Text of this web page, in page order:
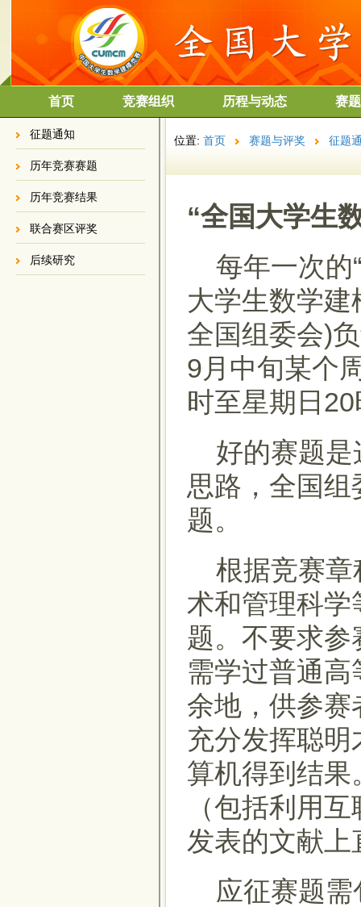
首页 竞赛组织 历程与动态 赛
征题通知
历年竞赛赛题
历年竞赛结果
联合赛区评奖
后续研究
位置: 首页 赛题与评奖 征题
“全国大学生
每年一次的
大学生数学
全国组委会)
9月中旬某个
时至星期日
好的赛题是
思路，全国
题。
根据竞赛章
术和管理科学
题。不要求
需学过普通
余地，供参
充分发挥聪
算机得到结
（包括利用
发表的文献
应征赛题需